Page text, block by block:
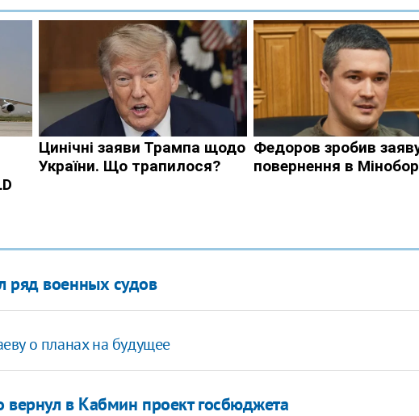
ряд военных судов
о планах на будущее
в Кабмин проект госбюджета